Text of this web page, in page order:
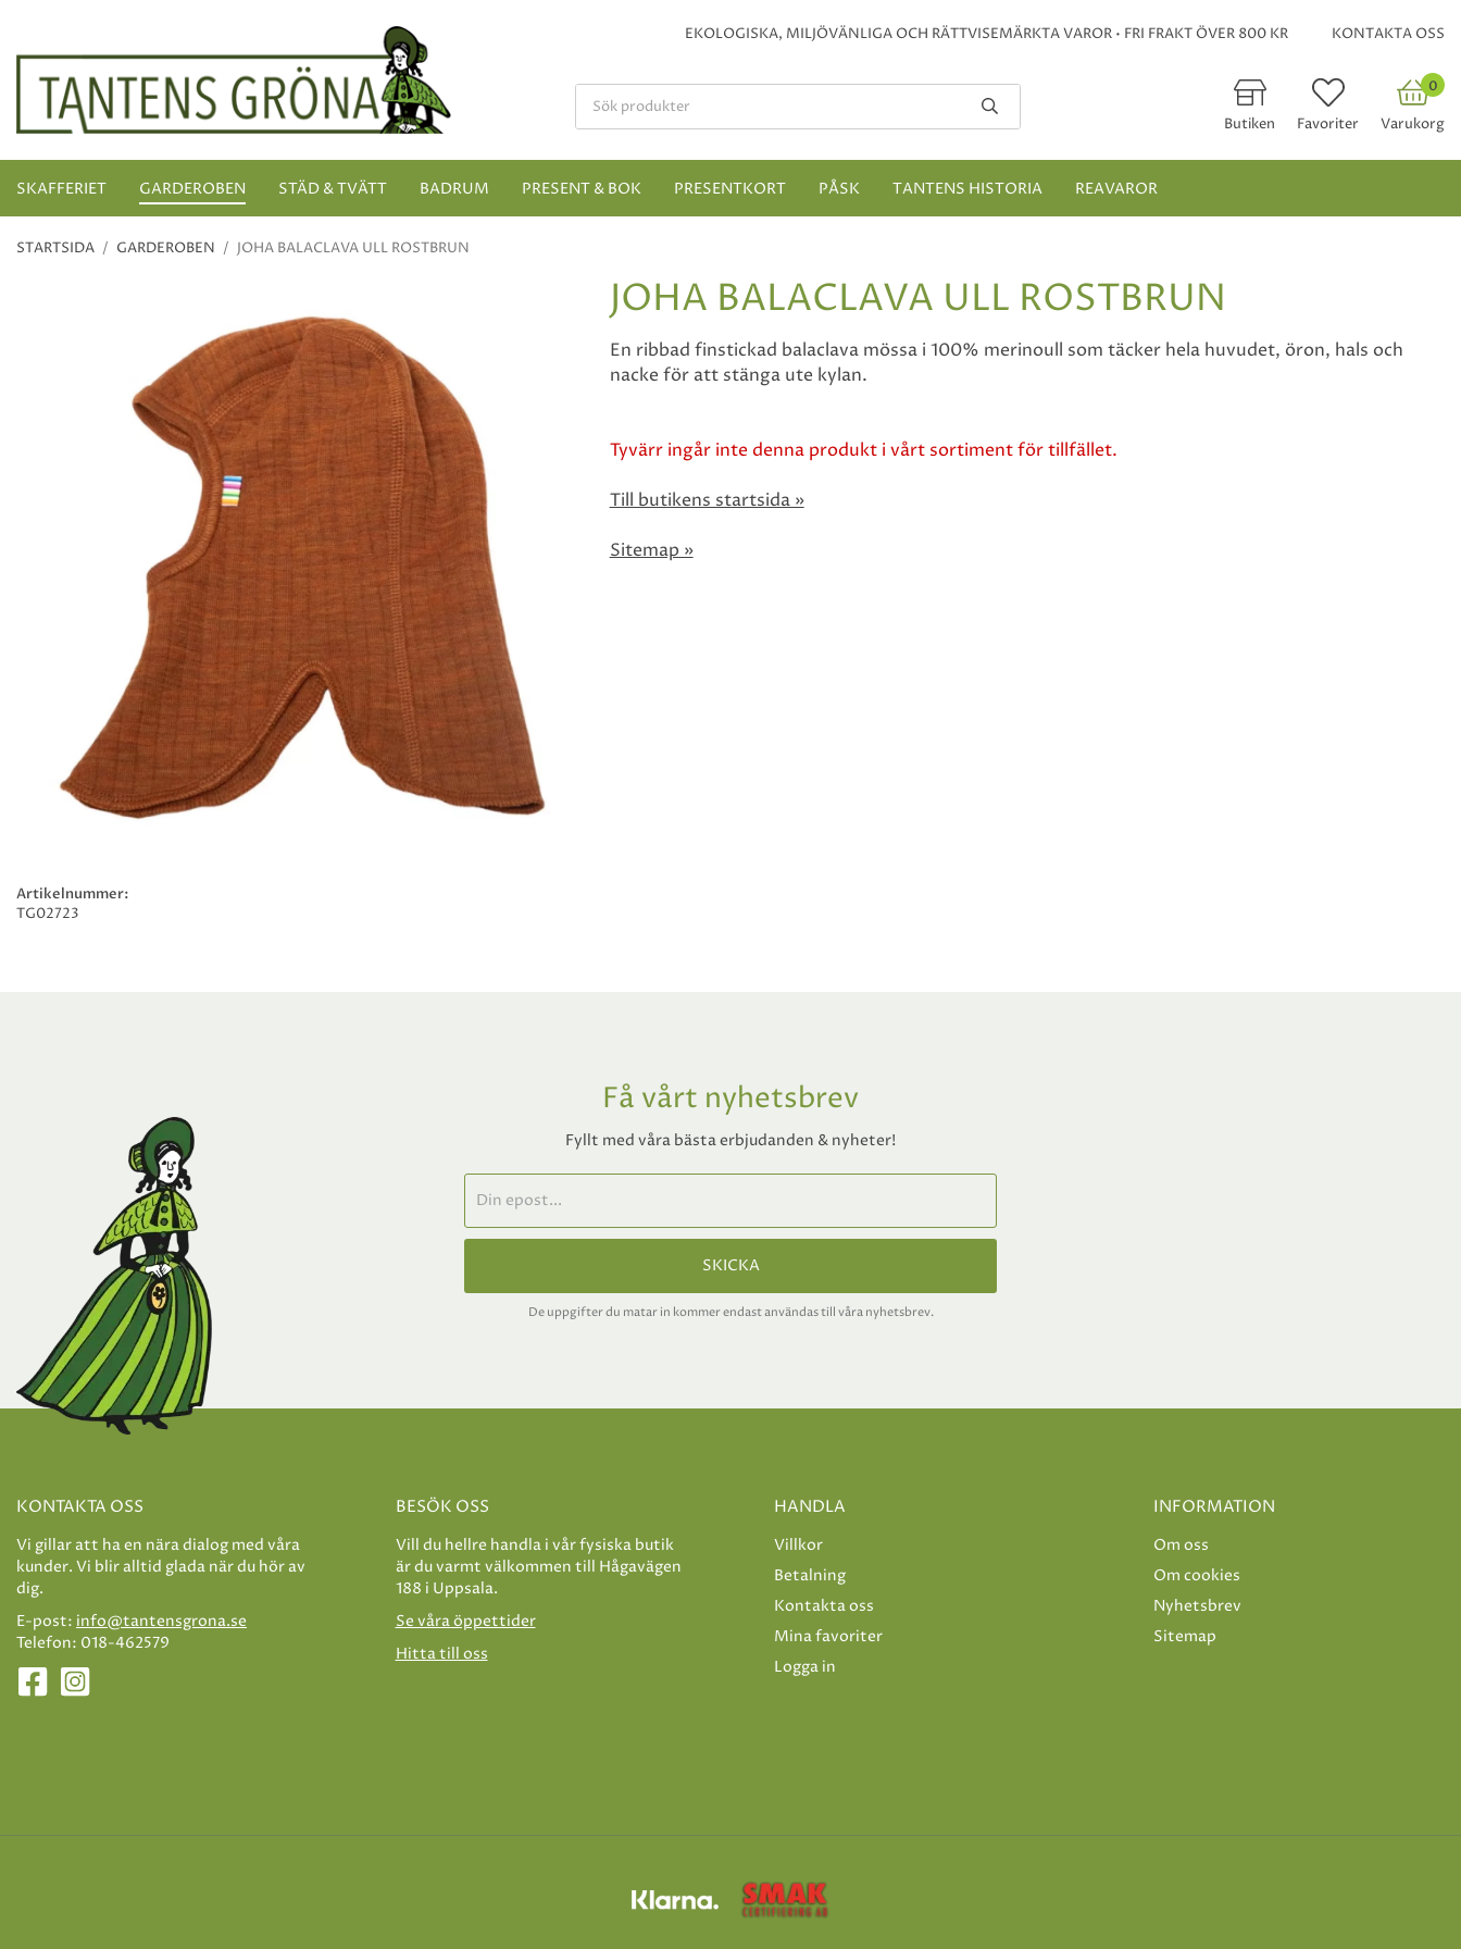
EKOLOGISKA, MILJÖVÄNLIGA OCH RÄTTVISEMÄRKTA VAROR • FRI FRAKT ÖVER 800 KR KONTAKTA OSS
Butiken Favoriter
0
Varukorg
SKAFFERIET GARDEROBEN STÄD & TVÄTT BADRUM PRESENT & BOK PRESENTKORT PÅSK TANTENS HISTORIA REAVAROR
STARTSIDA / GARDEROBEN / JOHA BALACLAVA ULL ROSTBRUN
JOHA BALACLAVA ULL ROSTBRUN
En ribbad finstickad balaclava mössa i 100% merinoull som täcker hela huvudet, öron, hals och
nacke för att stänga ute kylan.
Tyvärr ingår inte denna produkt i vårt sortiment för tillfället.
Till butikens startsida »
Sitemap »
Artikelnummer:
TG02723
Få vårt nyhetsbrev
Fyllt med våra bästa erbjudanden & nyheter!
SKICKA
De uppgifter du matar in kommer endast användas till våra nyhetsbrev.
KONTAKTA OSS
Vi gillar att ha en nära dialog med våra
kunder. Vi blir alltid glada när du hör av
dig.
E-post: info@tantensgrona.se
Telefon: 018-462579
BESÖK OSS
Vill du hellre handla i vår fysiska butik
är du varmt välkommen till Hågavägen
188 i Uppsala.
Se våra öppettider
Hitta till oss
HANDLA
Villkor
Betalning
Kontakta oss
Mina favoriter
Logga in
INFORMATION
Om oss
Om cookies
Nyhetsbrev
Sitemap